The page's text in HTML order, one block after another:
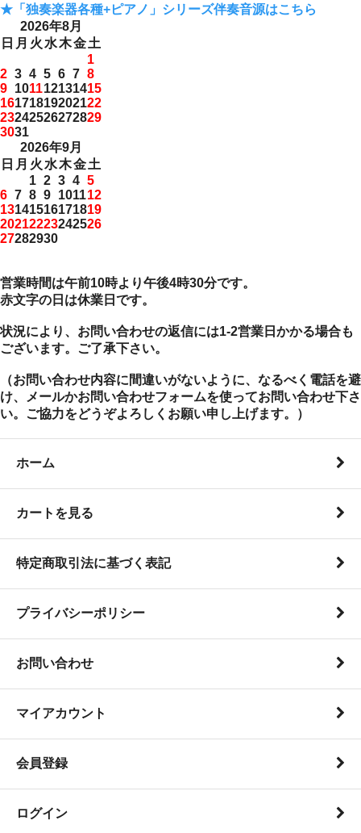
★「独奏楽器各種+ピアノ」シリーズ伴奏音源はこちら
2026年8月
日 月 火 水木金土
1
2 3 4 5 6 7 8
9 101112131415
16171819202122
23242526272829
3031
2026年9月
日 月 火 水木金土
1 2 3 4 5
6 7 8 9 101112
13141516171819
20212223242526
27282930
営業時間は午前10時より午後4時30分です。
赤文字の日は休業日です。
状況により、お問い合わせの返信には1-2営業日かかる場合も
ございます。ご了承下さい。
（お問い合わせ内容に間違いがないように、なるべく電話を避
け、メールかお問い合わせフォームを使ってお問い合わせ下さ
い。ご協力をどうぞよろしくお願い申し上げます。）
ホーム
カートを見る
特定商取引法に基づく表記
プライバシーポリシー
お問い合わせ
マイアカウント
会員登録
ログイン